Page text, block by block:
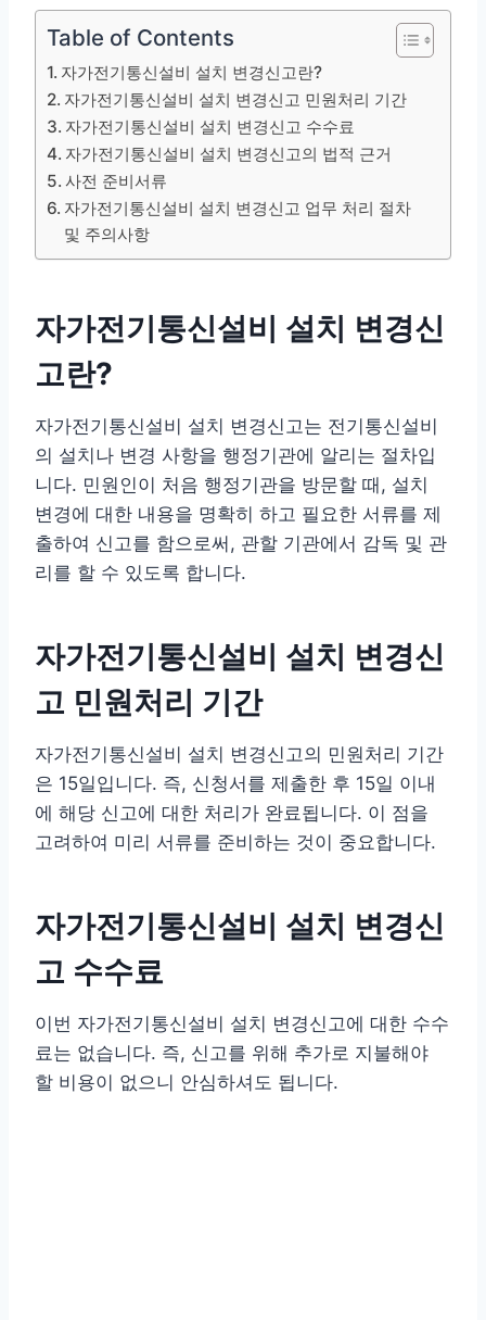
Table of Contents
자가전기통신설비 설치 변경신고란?
자가전기통신설비 설치 변경신고 민원처리 기간
자가전기통신설비 설치 변경신고 수수료
자가전기통신설비 설치 변경신고의 법적 근거
사전 준비서류
자가전기통신설비 설치 변경신고 업무 처리 절차
및 주의사항
자가전기통신설비 설치 변경신
고란?
자가전기통신설비 설치 변경신고는 전기통신설비
의 설치나 변경 사항을 행정기관에 알리는 절차입
니다. 민원인이 처음 행정기관을 방문할 때, 설치
변경에 대한 내용을 명확히 하고 필요한 서류를 제
출하여 신고를 함으로써, 관할 기관에서 감독 및 관
리를 할 수 있도록 합니다.
자가전기통신설비 설치 변경신
고 민원처리 기간
자가전기통신설비 설치 변경신고의 민원처리 기간
은 15일입니다. 즉, 신청서를 제출한 후 15일 이내
에 해당 신고에 대한 처리가 완료됩니다. 이 점을
고려하여 미리 서류를 준비하는 것이 중요합니다.
자가전기통신설비 설치 변경신
고 수수료
이번 자가전기통신설비 설치 변경신고에 대한 수수
료는 없습니다. 즉, 신고를 위해 추가로 지불해야
할 비용이 없으니 안심하셔도 됩니다.